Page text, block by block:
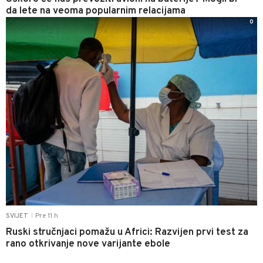
da lete na veoma popularnim relacijama
SVIJET Pre 11 h
Ruski stručnjaci pomažu u Africi: Razvijen prvi test za
rano otkrivanje nove varijante ebole
0